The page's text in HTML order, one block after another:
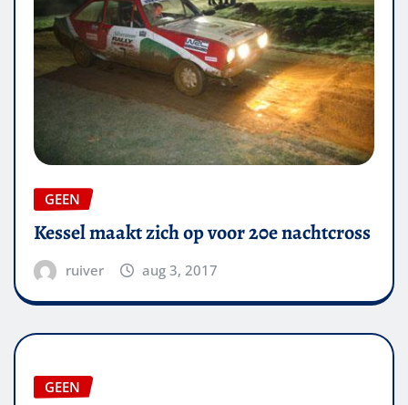
GEEN
Kessel maakt zich op voor 20e nachtcross
ruiver aug 3, 2017
GEEN